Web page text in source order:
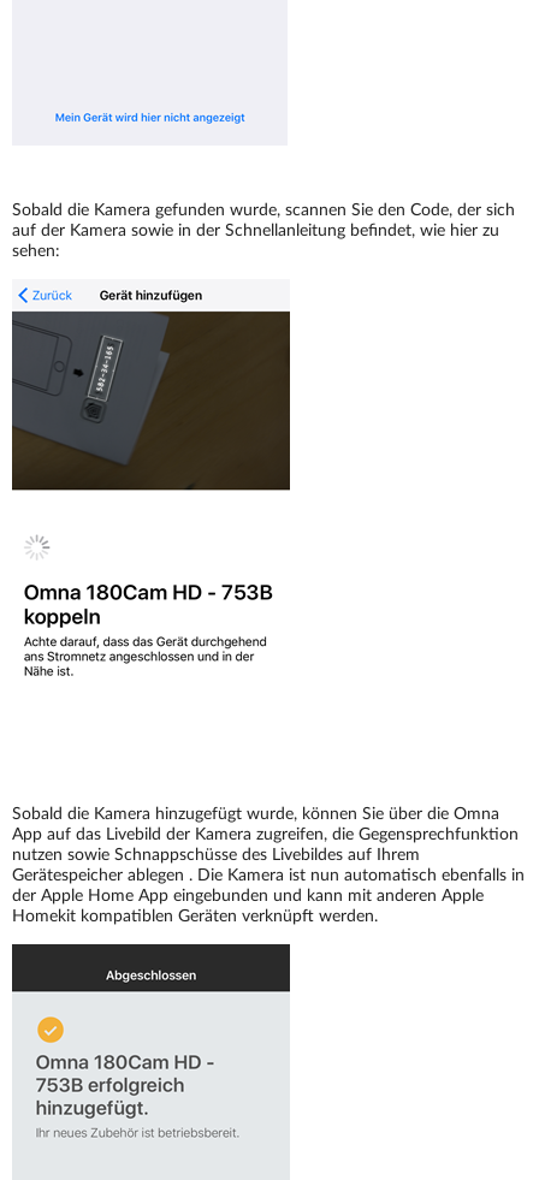
Sobald die Kamera gefunden wurde, scannen Sie den Code, der sich
auf der Kamera sowie in der Schnellanleitung befindet, wie hier zu
sehen:
Sobald die Kamera hinzugefügt wurde, können Sie über die Omna
App auf das Livebild der Kamera zugreifen, die Gegensprechfunktion
nutzen sowie Schnappschüsse des Livebildes auf Ihrem
Gerätespeicher ablegen . Die Kamera ist nun automatisch ebenfalls in
der Apple Home App eingebunden und kann mit anderen Apple
Homekit kompatiblen Geräten verknüpft werden.